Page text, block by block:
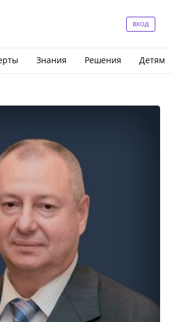
ВХОД
Знания Решения Детям